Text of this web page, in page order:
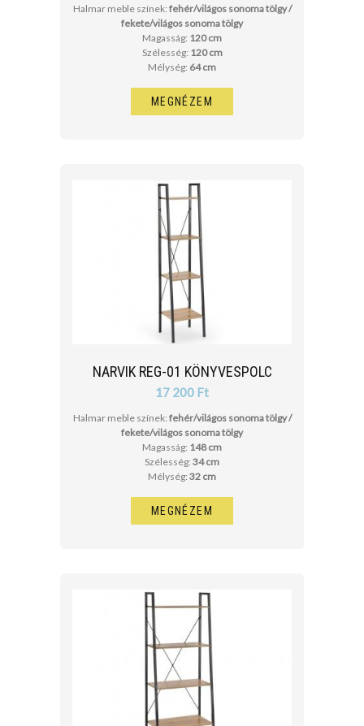
Halmar meble színek: fehér/világos sonoma tölgy /
fekete/világos sonoma tölgy
Magasság: 120 cm
Szélesség: 120 cm
Mélység: 64 cm
MEGNÉZEM
NARVIK REG-01 KÖNYVESPOLC
17 200 Ft
Halmar meble színek: fehér/világos sonoma tölgy /
fekete/világos sonoma tölgy
Magasság: 148 cm
Szélesség: 34 cm
Mélység: 32 cm
MEGNÉZEM